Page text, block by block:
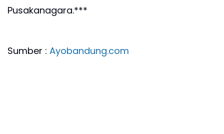
Pusakanagara.***
Sumber : Ayobandung.com